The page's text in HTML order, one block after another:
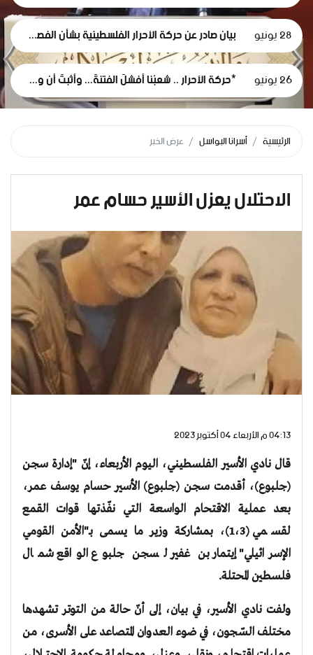
28 يونيو بيان صادر عن حركة الأحرار الفلسطينية بشأن الفصل التعسفي لموظفي وكالة الغوث، وإعلان التضامن مع اعتصامهم المشروع
26 يونيو *حركة الأحرار .. شعبُنا أفشلَ الفتنةَ... وأثبتَ أن وعيَه أقوى من مؤامرات الاحتلال*
الرئيسية أسرانا البواسل عرض الخبر
الاحتلال يعزل الأسير حسام عمر
04:13 م الأربعاء 04 أكتوبر 2023
قال نادي الأسير الفلسطيني، اليوم الأربعاء، إنّ "إدارة سجن
(جلبوع)، أقدمت سجن (جلبوع) الأسير حسام يوسف عمر،
بعد عملية الاقتحام الواسعة التي نفّذتها قوات القمع
لقسمي (1،3)، بمشاركة وزير ما يسمى بـ"الأمن القومي
الإسرائيلي" إيتمار بن غفير لسجن جلبوع الواقع شمال
فلسطين المحتلة.
ولفت نادي الأسير، في بيان، إلى أنّ حالة من التوتر تشهدها
مختلف السّجون، في ضوء العدوان المتصاعد على الأسرى، من